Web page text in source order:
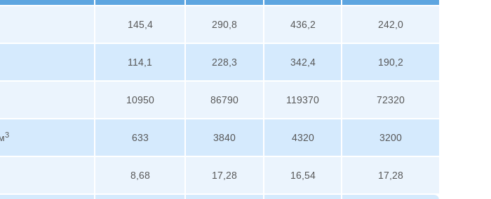
145,4 290,8 436,2 242,0
114,1 228,3 342,4 190,2
10950 86790 119370 72320
3 633 3840 4320 3200
8,68 17,28 16,54 17,28